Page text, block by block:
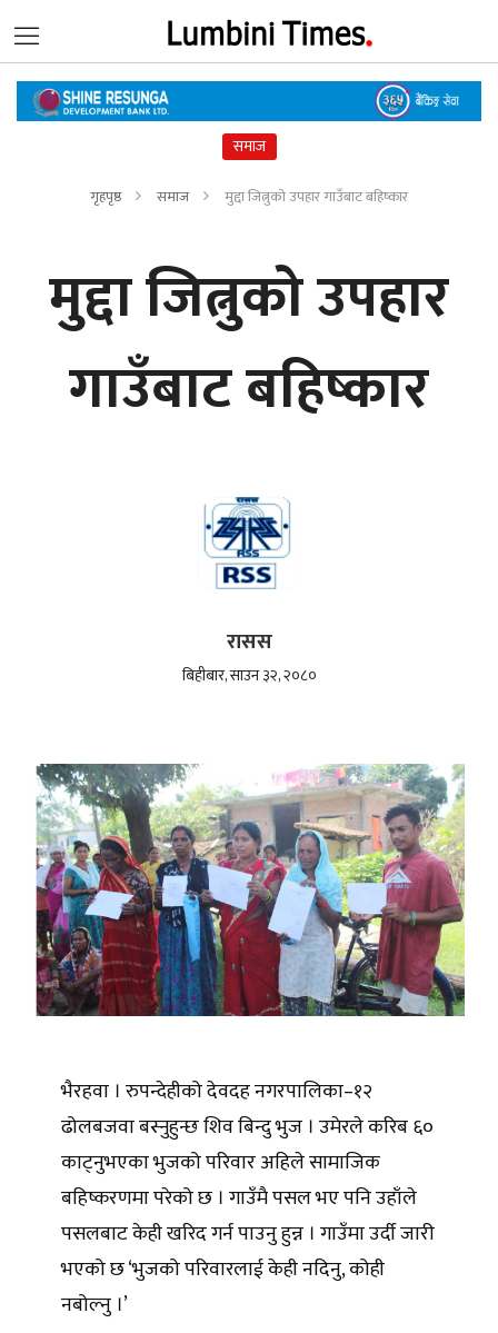
समाज
गृहपृष्ठ समाज मुद्दा जित्नुको उपहार गाउँबाट बहिष्कार
मुद्दा जित्नुको उपहार
गाउँबाट बहिष्कार
रासस
बिहीबार, साउन ३२, २०८०
भैरहवा । रुपन्देहीको देवदह नगरपालिका–१२
ढोलबजवा बस्नुहुन्छ शिव बिन्दु भुज । उमेरले करिब ६०
काट्नुभएका भुजको परिवार अहिले सामाजिक
बहिष्करणमा परेको छ । गाउँमै पसल भए पनि उहाँले
पसलबाट केही खरिद गर्न पाउनु हुन्न । गाउँमा उर्दी जारी
भएको छ ‘भुजको परिवारलाई केही नदिनु, कोही
नबोल्नु ।’